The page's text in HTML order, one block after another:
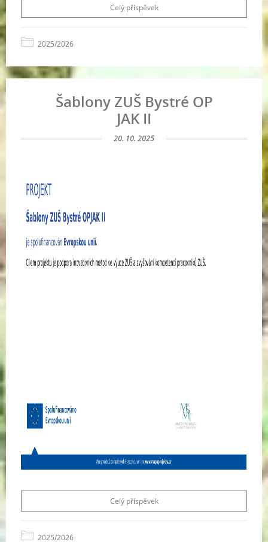
Celý příspěvek
2025/2026
Šablony ZUŠ Bystré OP
JAK II
20. 10. 2025
Celý příspěvek
2025/2026